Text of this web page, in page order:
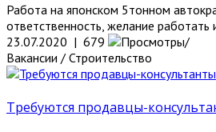
Работа на японском 5тонном
ответственность, желание работать
23.07.2020 | 679
Вакансии / Строительство
Требуются продавцы-